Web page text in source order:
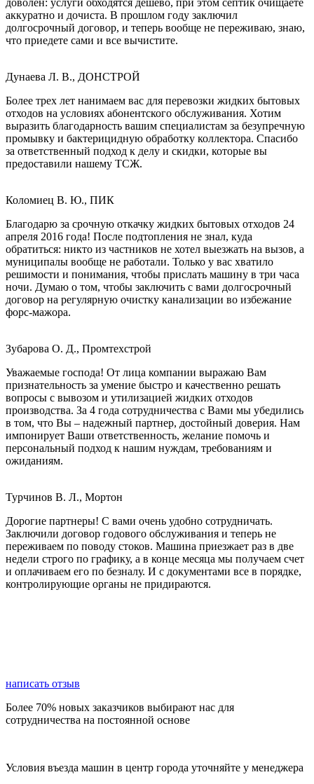
аккуратно и дочиста. В прошлом году заключил
долгосрочный договор, и теперь вообще не переживаю, знаю,
что приедете сами и все вычистите.
Дунаева Л. В., ДОНСТРОЙ
Более трех лет нанимаем вас для перевозки жидких бытовых
отходов на условиях абонентского обслуживания. Хотим
выразить благодарность вашим специалистам за безупречную
промывку и бактерицидную обработку коллектора. Спасибо
за ответственный подход к делу и скидки, которые вы
предоставили нашему ТСЖ.
Коломиец В. Ю., ПИК
Благодарю за срочную откачку жидких бытовых отходов 24
апреля 2016 года! После подтопления не знал, куда
обратиться: никто из частников не хотел выезжать на вызов, а
муниципалы вообще не работали. Только у вас хватило
решимости и понимания, чтобы прислать машину в три часа
ночи. Думаю о том, чтобы заключить с вами долгосрочный
договор на регулярную очистку канализации во избежание
форс-мажора.
Зубарова О. Д., Промтехстрой
Уважаемые господа! От лица компании выражаю Вам
признательность за умение быстро и качественно решать
вопросы с вывозом и утилизацией жидких отходов
производства. За 4 года сотрудничества с Вами мы убедились
в том, что Вы – надежный партнер, достойный доверия. Нам
импонирует Ваши ответственность, желание помочь и
персональный подход к нашим нуждам, требованиям и
ожиданиям.
Турчинов В. Л., Мортон
Дорогие партнеры! С вами очень удобно сотрудничать.
Заключили договор годового обслуживания и теперь не
переживаем по поводу стоков. Машина приезжает раз в две
недели строго по графику, а в конце месяца мы получаем счет
и оплачиваем его по безналу. И с документами все в порядке,
контролирующие органы не придираются.
написать отзыв
Более 70% новых заказчиков выбирают нас для
сотрудничества на постоянной основе
Условия въезда машин в центр города уточняйте у менеджера